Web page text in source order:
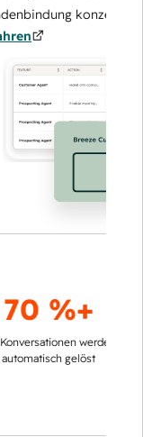
konzentrieren
%+
werden
gelöst